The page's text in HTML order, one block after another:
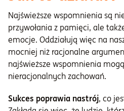
Najświeższe wspomnienia są
przywołania z pamięci, ale
emocje. Oddziałują więc na
mocniej niż racjonalne
najświeższe wspomnienia
nieracjonalnych zachowań.
Sukces poprawia nastrój, co